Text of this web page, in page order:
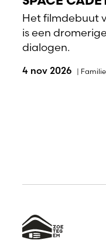
Het filmdebuut
is een
dialogen.
4 nov 2026 | Familie